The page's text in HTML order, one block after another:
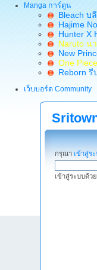
Manga การ์ตูน
Bleach บ
Hajime
Hunter X
Naruto น
New
One
Reborn รี
เว็บบอร์ด Community
กรุณา เข้าสู่ร
เข้าสู่ระบบด้ว